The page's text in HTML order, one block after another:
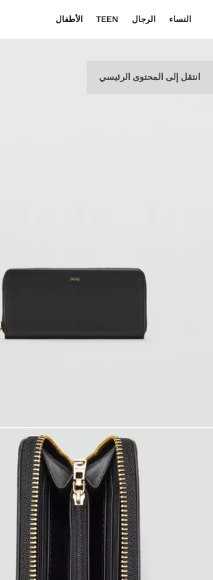
انتقل إلى المحتوى الرئيسي
النساء الرجال TEEN الأطفال